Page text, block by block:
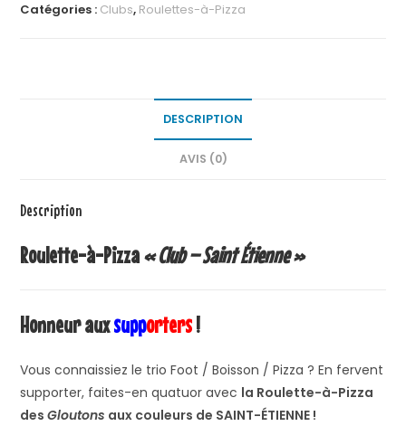
Catégories : Clubs, Roulettes-à-Pizza
DESCRIPTION
AVIS (0)
Description
Roulette-à-Pizza« Club – Saint Étienne »
Honneur auxsupporters!
Vous connaissiez le trio Foot / Boisson / Pizza ? En fervent
supporter, faites-en quatuor avec la Roulette-à-Pizza
desGloutons aux couleurs de SAINT-ÉTIENNE !